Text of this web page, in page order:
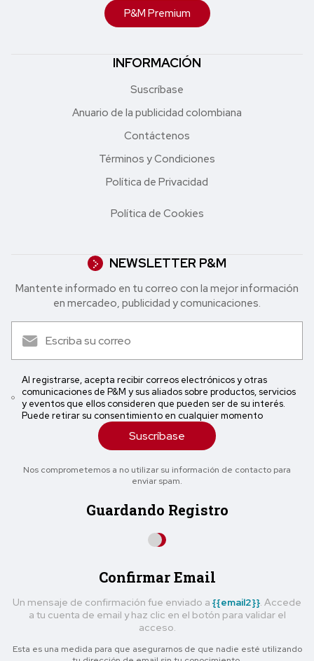
P&M Premium
INFORMACIÓN
Suscríbase
Anuario de la publicidad colombiana
Contáctenos
Términos y Condiciones
Política de Privacidad
Política de Cookies
NEWSLETTER P&M
Mantente informado en tu correo con la mejor in formación
en mercadeo, publicidad y comunicaciones.
Al registrarse, acepta recibir correos electrónicos y otras
comunicaciones de P&M y sus aliados sobre productos, servicios
y eventos que ellos consideren que pueden ser de su interés.
Puede retirar su consentimiento en cualquier momento
Suscríbase
Nos comprometemos a no utilizar su información de contacto para
enviar spam.
Guardando Registro
Confirmar Email
Un mensaje de confirmación fue enviado a {{email2}} . Accede
a tu cuenta de email y haz clic en el botón para validar el
acceso.
Esta es una medida para que asegurarnos de que nadie esté utilizando